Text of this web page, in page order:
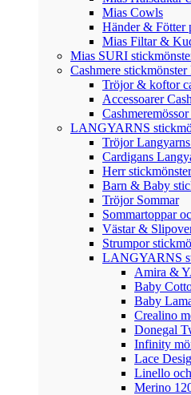
Mias Cowls
Händer & Fötter
Mias Filtar &
Mias SURI
Cashmere
Tröjor & koftor
Accessoarer
LANGYARNS
Tröjor
Cardigans
Herr stickmönster
Barn & Baby
Tröjor Sommar
Sommartoppar
Västar &
Strumpor
LANGYARNS
Amira &
Baby
Baby
Crealino
Donegal
Infinity
Lace
Linello
Merino